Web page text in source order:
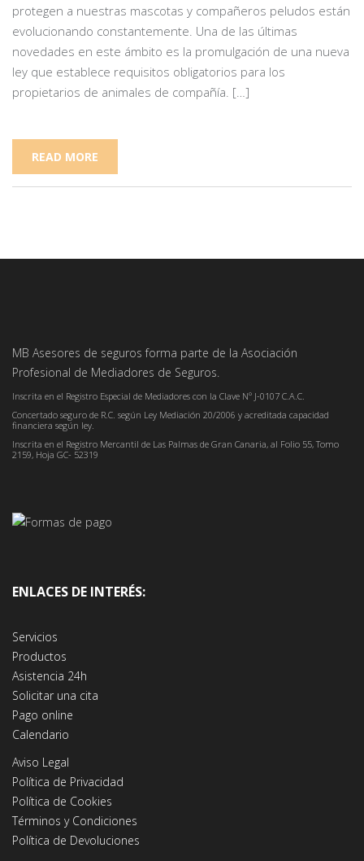
protegen a nuestras mascotas y compañeros peludos están
evolucionando constantemente. Una de las últimas
novedades en este ámbito es la promulgación de una nueva
ley que establece requisitos obligatorios para los
propietarios de animales de compañía. […]
READ MORE
MB Asesores de seguros forma parte de la Asociación
Profesional de Mediadores de Seguros.
Inscrita en el Registro Especial de Mediadores con la Clave Nº J-0107 C.A.C.
Concertado seguro de R.C. según Ley Mediación 20/2006 y acreditada capacidad
financiera según ley.
Inscrita en el Registro Mercantil de Las Palmas de Gran Canaria, al Folio 55, Tomo
2159, Hoja GC- 52319
ENLACES DE INTERÉS:
Servicios
Productos
Asistencia 24h
Solicitar una cita
Pago online
Calendario
Aviso Legal
Política de Privacidad
Política de Cookies
Términos y Condiciones
Política de Devoluciones